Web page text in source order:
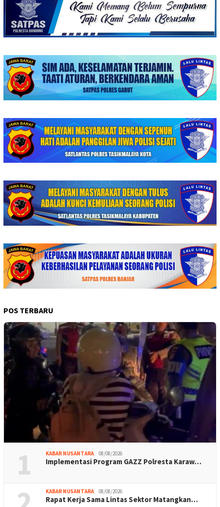
POS TERBARU
1 KABAR NUSANTARA 08/08/2026
Implementasi Program GAZZ Polresta Karaw…
KABAR NUSANTARA 08/08/2026
Rapat Kerja Sama Lintas Sektor Matangkan…